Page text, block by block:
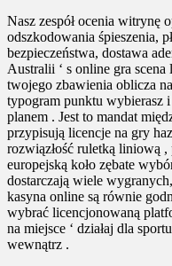
Nasz zespół ocenia witrynę
odszkodowania śpieszenia,
bezpieczeństwa, dostawa
Australii ‘ s online gra
twojego zbawienia oblicza
typogram punktu wybierasz
planem . Jest to mandat
przypisują licencje na gry
rozwiązłość ruletką liniową
europejską koło zębate
dostarczają wiele
kasyna online są równie
wybrać licencjonowaną
na miejsce ‘ działaj dla
wewnątrz .